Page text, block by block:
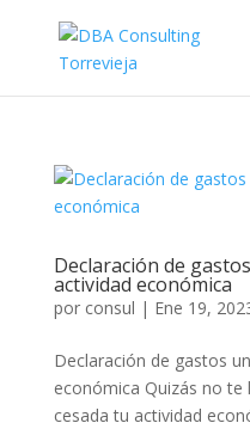
Declaración de
actividad económica
por consul | Ene 19,
Declaración de gastos
económica Quizás no te
cesada tu actividad